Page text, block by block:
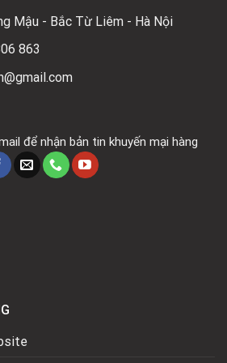
Mậu - Bắc Từ Liêm - Hà Nội
863
để nhận bản tin khuyến mại hàng